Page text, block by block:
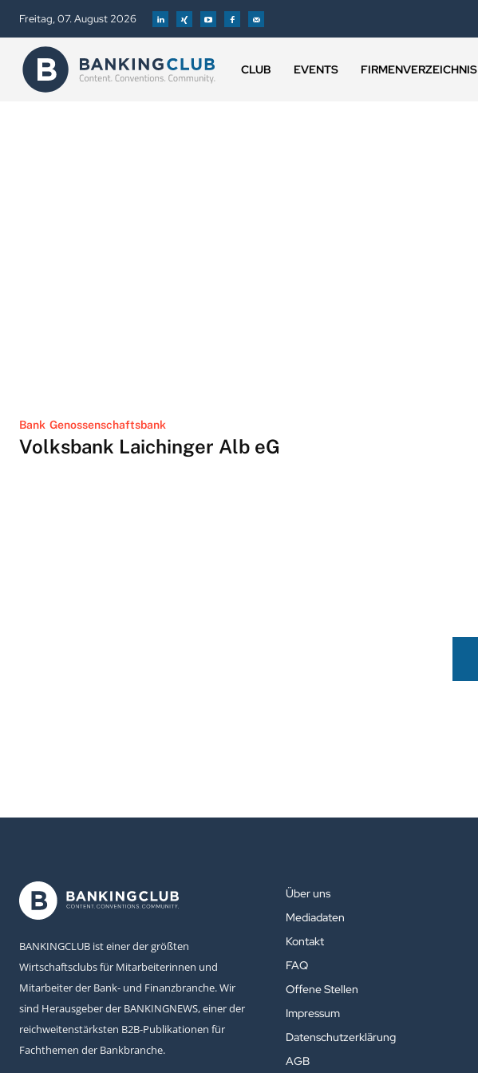
Freitag, 07. August 2026
CLUB EVENTS FIRMENVERZEICHNIS
Bank Genossenschaftsbank
Volksbank Laichinger Alb eG
BANKINGCLUB ist einer der größten
Wirtschaftsclubs für Mitarbeiterinnen und
Mitarbeiter der Bank- und Finanzbranche. Wir
sind Herausgeber der BANKINGNEWS, einer der
reichweitenstärksten B2B-Publikationen für
Fachthemen der Bankbranche.
Über uns
Mediadaten
Kontakt
FAQ
Offene Stellen
Impressum
Datenschutzerklärung
AGB